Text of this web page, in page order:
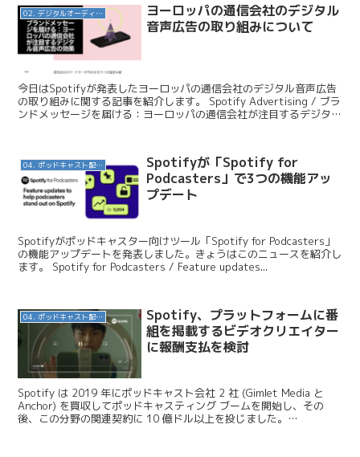
02. デジタルオーディオ広告（音声広告）
ヨーロッパの通信会社のデジタル
音声広告の取り組みについて
今日はSpotifyが発表したヨーロッパの通信会社のデジタル音声広告
の取り組みに関する記事を紹介します。 Spotify Advertising / ブラ
ンドメッセージを届ける：ヨーロッパの通信会社が注目するデジタル
04. ポッドキャスト配信・制作等
Spotifyが「Spotify for
Podcasters」で3つの機能アッ
プデート
Spotifyがポッドキャスター向けツール「Spotify for Podcasters」
の機能アップデートを発表しました。きょうはこのニュースを紹介し
ます。 Spotify for Podcasters / Feature updates...
04. ポッドキャスト配信・制作等
Spotify、プラットフォームに番
組を掲載するビデオクリエイター
に報酬支払を検討
Spotify は 2019 年にポッドキャスト会社 2 社 (Gimlet Media と
Anchor) を買収してポッドキャスティング ブームを開始し、その
後、この分野の関連契約に 10 億ドル以上を投じました。